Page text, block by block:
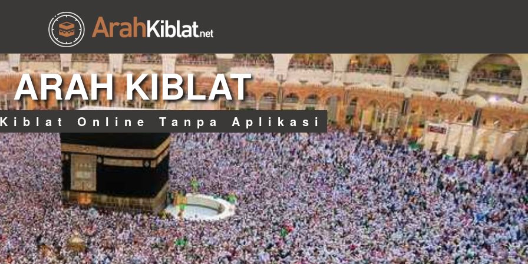
ARAH KIBLAT
Online Tanpa Aplikasi